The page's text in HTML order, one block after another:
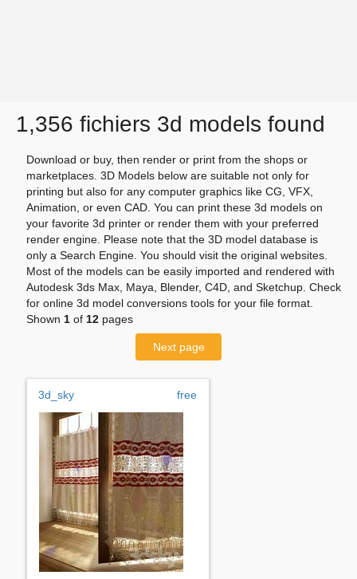
1,356 fichiers 3d models found
Download or buy, then render or print from the shops or
marketplaces. 3D Models below are suitable not only for
printing but also for any computer graphics like CG, VFX,
Animation, or even CAD. You can print these 3d models on
your favorite 3d printer or render them with your preferred
render engine. Please note that the 3D model database is
only a Search Engine. You should visit the original websites.
Most of the models can be easily imported and rendered with
Autodesk 3ds Max, Maya, Blender, C4D, and Sketchup. Check
for online 3d model conversions tools for your file format.
Shown 1 of 12 pages
Next page
3d_sky free